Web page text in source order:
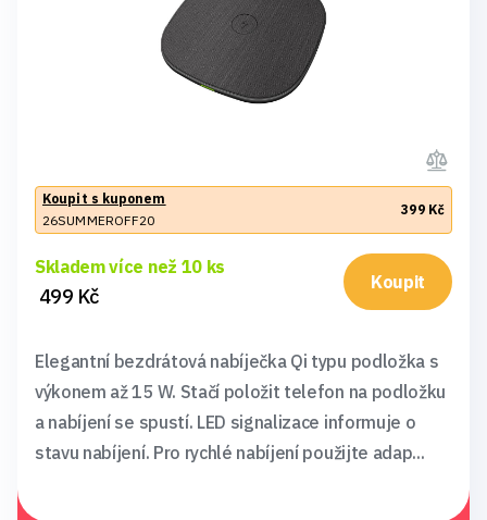
Koupit s kuponem
26SUMMEROFF20
399 Kč
Skladem více než 10 ks
499 Kč
Koupit
Elegantní bezdrátová nabíječka Qi typu podložka s
výkonem až 15 W. Stačí položit telefon na podložku
a nabíjení se spustí. LED signalizace informuje o
stavu nabíjení. Pro rychlé nabíjení použijte adap...